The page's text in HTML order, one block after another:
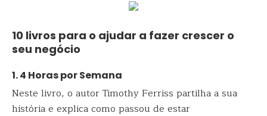
10 livros para o ajudar a fazer crescer o
seu negócio
​​1. 4 Horas por Semana
Neste livro, o autor Timothy Ferriss partilha a sua
história e explica como passou de estar